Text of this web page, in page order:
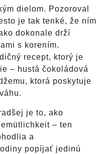
dielom. Pozoroval
je tak tenké, že ním
dokonale drží
s korením.
recept, ktorý je
– hustá čokoládová
ktorá poskytuje
je to, ako
– ten
a
popíjať jedinú